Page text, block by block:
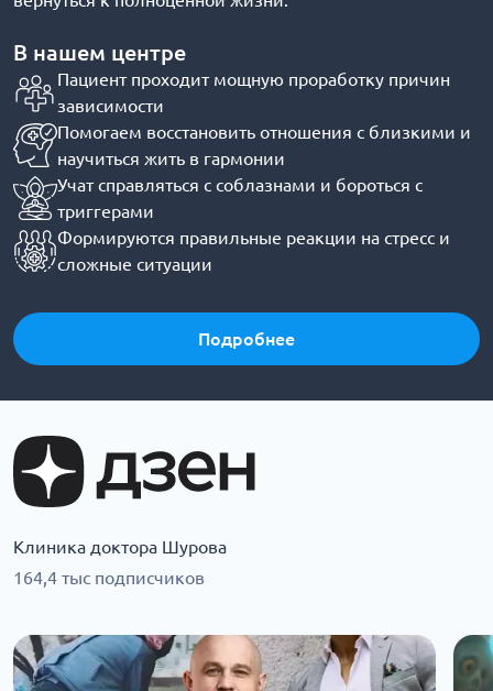
В нашем центре
Пациент проходит мощную проработку причин
зависимости
Помогаем восстановить отношения с близкими и
научиться жить в гармонии
Учат справляться с соблазнами и бороться с
триггерами
Формируются правильные реакции на стресс и
сложные ситуации
Подробнее
Клиника доктора Шурова
164,4 тыс подписчиков